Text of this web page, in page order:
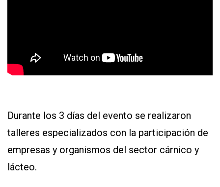
Durante los 3 días del evento se realizaron
talleres especializados con la participación de
empresas y organismos del sector cárnico y
lácteo.